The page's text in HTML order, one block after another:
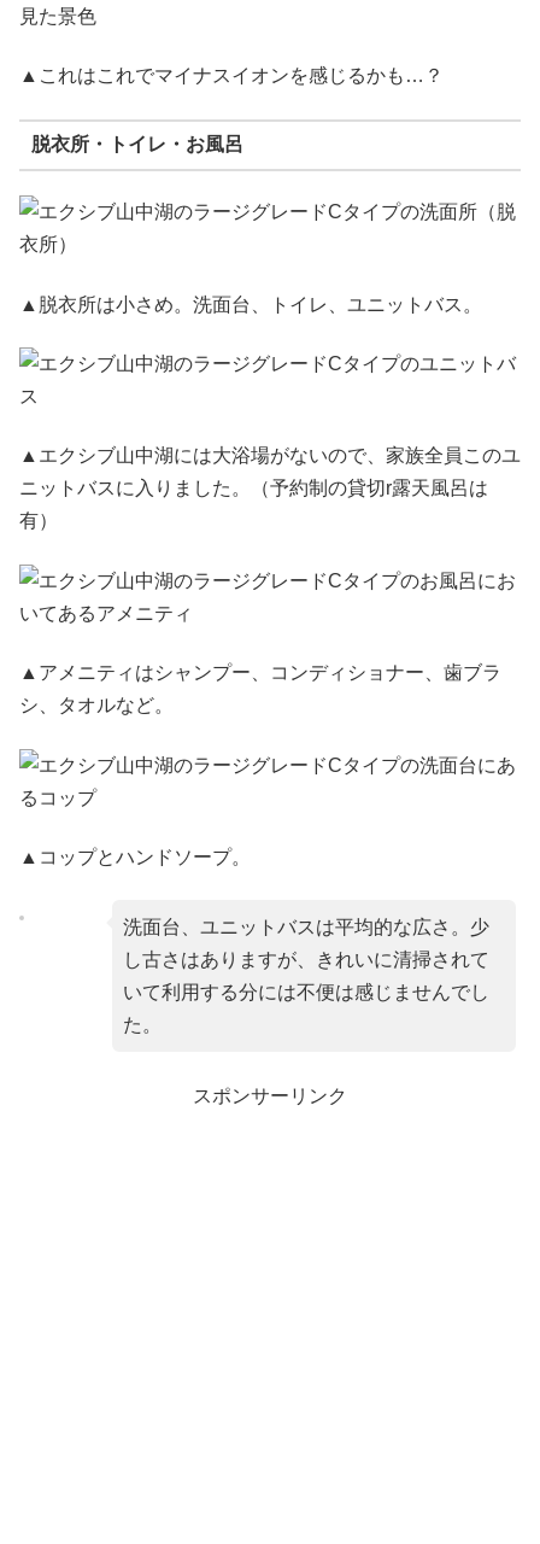
▲これはこれでマイナスイオンを感じるかも…？
脱衣所・トイレ・お風呂
▲脱衣所は小さめ。洗面台、トイレ、ユニットバス。
▲エクシブ山中湖には大浴場がないので、家族全員このユ
ニットバスに入りました。（予約制の貸切r露天風呂は
有）
▲アメニティはシャンプー、コンディショナー、歯ブラ
シ、タオルなど。
▲コップとハンドソープ。
洗面台、ユニットバスは平均的な広さ。少
し古さはありますが、きれいに清掃されて
いて利用する分には不便は感じませんでし
た。
スポンサーリンク